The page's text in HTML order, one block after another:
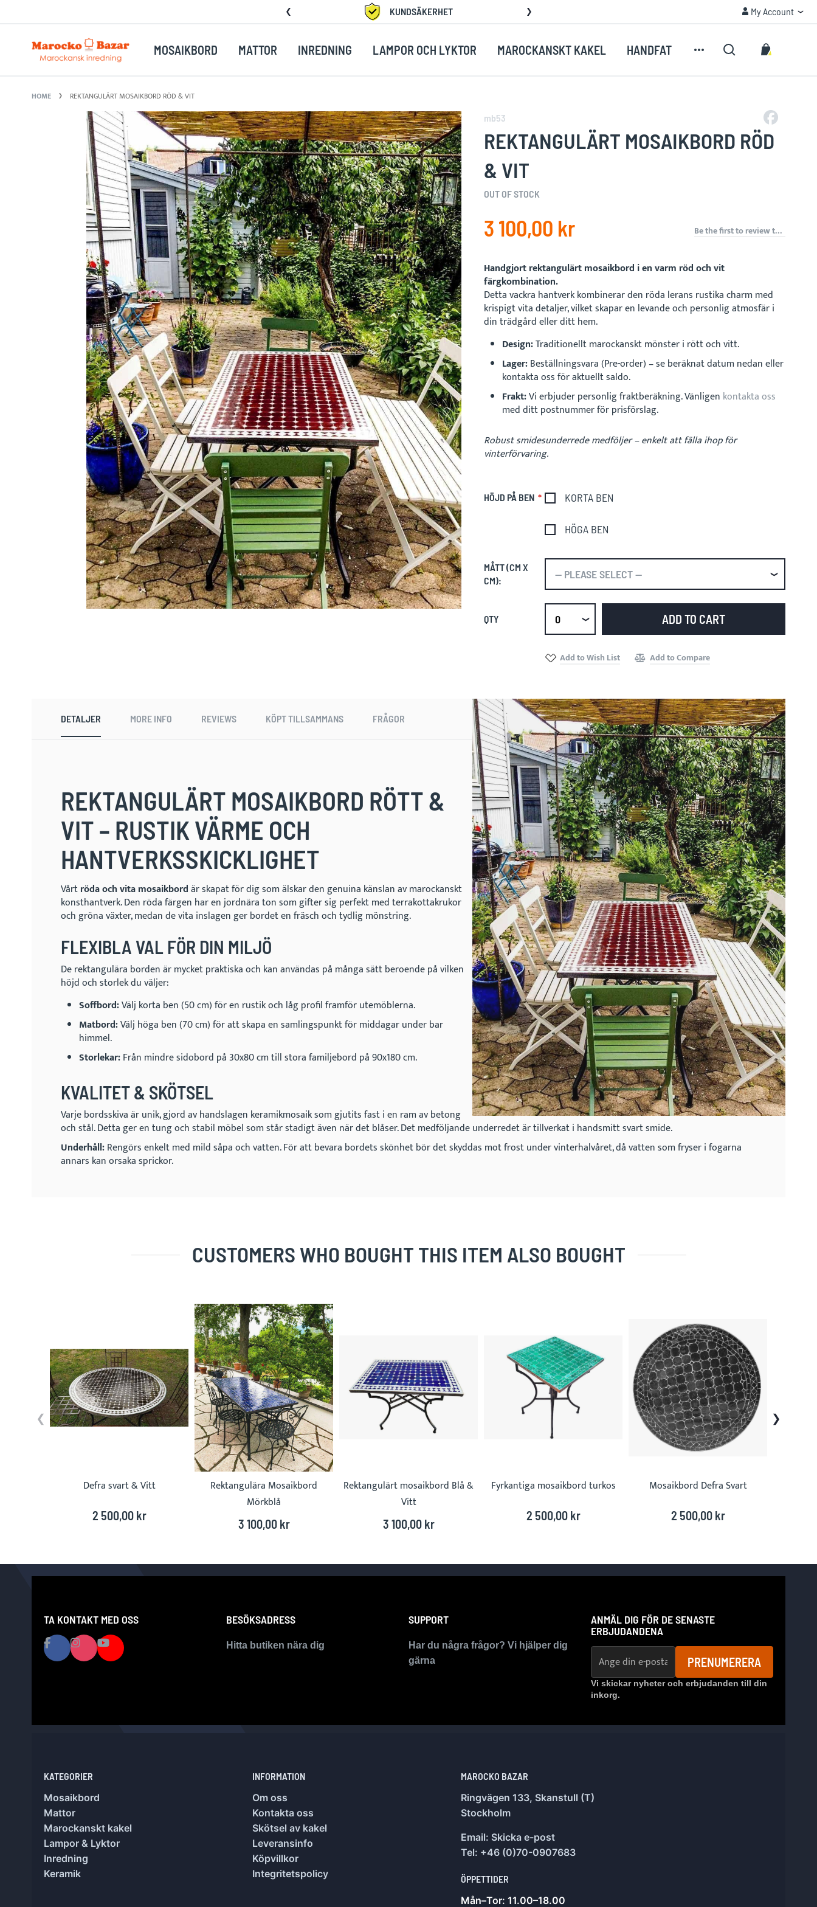
KUNDSÄKERHET My Account
My Account
MOSAIKBORD MATTOR INREDNING LAMPOR OCH LYKTOR MAROCKANSKT KAKEL HANDFAT
Search
HOME REKTANGULÄRT MOSAIKBORD RÖD & VIT
mb53
REKTANGULÄRT MOSAIKBORD RÖD
& VIT
OUT OF STOCK
3 100,00 kr Be the first to review this product
Handgjort rektangulärt mosaikbord i en varm röd och vit
färgkombination.
Detta vackra hantverk kombinerar den röda lerans rustika charm med
krispigt vita detaljer, vilket skapar en levande och personlig atmosfär i
din trädgård eller ditt hem.
Design:Traditionellt marockanskt mönster i rött och vitt.
Lager:Beställningsvara (Pre-order) – se beräknat datum nedan eller
kontakta oss för aktuellt saldo.
Frakt:Vi erbjuder personlig fraktberäkning. Vänligen kontakta oss
med ditt postnummer för prisförslag.
Robust smidesunderrede medföljer – enkelt att fälla ihop för
vinterförvaring.
HÖJD PÅ BEN KORTA BEN
HÖGA BEN
MÅTT (CM X
CM):
QTY ADD TO CART
Add to Wish List Add to Compare
DETALJER MORE INFO REVIEWS KÖPT TILLSAMMANS FRÅGOR
REKTANGULÄRT MOSAIKBORD RÖTT &
VIT – RUSTIK VÄRME OCH
HANTVERKSSKICKLIGHET
Vårtröda och vita mosaikbordär skapat för dig som älskar den genuina känslan av marockanskt
konsthantverk. Den röda färgen har en jordnära ton som gifter sig perfekt med terrakottakrukor
och gröna växter, medan de vita inslagen ger bordet en fräsch och tydlig mönstring.
FLEXIBLA VAL FÖR DIN MILJÖ
De rektangulära borden är mycket praktiska och kan användas på många sätt beroende på vilken
höjd och storlek du väljer:
Soffbord:Välj korta ben (50 cm) för en rustik och låg profil framför utemöblerna.
Matbord:Välj höga ben (70 cm) för att skapa en samlingspunkt för middagar under bar
himmel.
Storlekar:Från mindre sidobord på 30x80 cm till stora familjebord på 90x180 cm.
KVALITET & SKÖTSEL
Varje bordsskiva är unik, gjord av handslagen keramikmosaik som gjutits fast i en ram av betong
och stål. Detta ger en tung och stabil möbel som står stadigt även när det blåser. Det medföljande underredet är tillverkat i handsmitt svart smide.
Underhåll:Rengörs enkelt med mild såpa och vatten. För att bevara bordets skönhet bör det skyddas mot frost under vinterhalvåret, då vatten som fryser i fogarna
annars kan orsaka sprickor.
CUSTOMERS WHO BOUGHT THIS ITEM ALSO BOUGHT
Defra svart & Vitt
2 500,00 kr
Rektangulära Mosaikbord
Mörkblå
3 100,00 kr
Rektangulärt mosaikbord Blå &
Vitt
3 100,00 kr
Fyrkantiga mosaikbord turkos
2 500,00 kr
Mosaikbord Defra Svart
2 500,00 kr
TA KONTAKT MED OSS BESÖKSADRESS
Hitta butiken nära dig
SUPPORT
Har du några frågor? Vi hjälper dig
gärna
ANMÄL DIG FÖR DE SENASTE
ERBJUDANDENA
PRENUMERERA
Vi skickar nyheter och erbjudanden till din
inkorg.
KATEGORIER
Mosaikbord
Mattor
Marockanskt kakel
Lampor & Lyktor
Inredning
Keramik
INFORMATION
Om oss
Kontakta oss
Skötsel av kakel
Leveransinfo
Köpvillkor
Integritetspolicy
MAROCKO BAZAR
Ringvägen 133, Skanstull (T)
Stockholm
Email: Skicka e-post
Tel: +46 (0)70-0907683
ÖPPETTIDER
Mån–Tor: 11.00–18.00